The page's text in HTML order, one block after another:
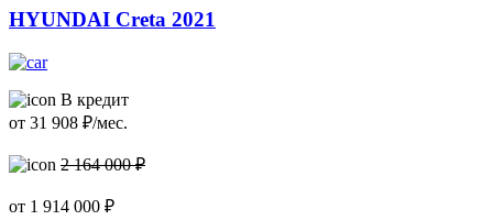
HYUNDAI Creta 2021
В кредит
от 31 908 ₽/мес.
2 164 000 ₽
от 1 914 000 ₽